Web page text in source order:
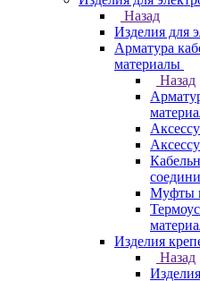
Назад
Изделия для
Арматура
материалы
Назад
Муфты
Изделия
Назад